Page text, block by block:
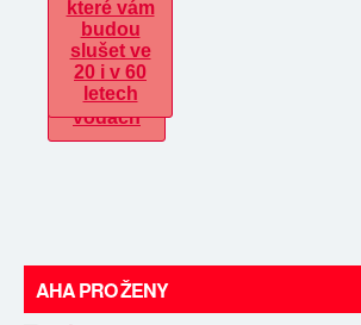
AHA PRO ŽENY